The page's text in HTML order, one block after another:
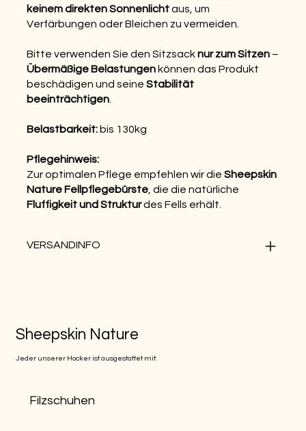
keinem direkten Sonnenlichtaus, um
Verfärbungen oder Bleichen zu vermeiden.
Bitte verwenden Sie den Sitzsacknur zum Sitzen –
Übermäßige Belastungen können das Produkt
beschädigen und seine Stabilität
beeinträchtigen
Belastbarkeit: bis 130kg
Pflegehinweis:
Zur optimalen Pflege empfehlen wir die Sheepskin
Nature Fellpflegebürste , die die natürliche
Fluffigkeit und Strukturdes Fells erhält.
VERSANDINFO
Sheepskin Nature
Jeder unserer Hocker ist ausgestattet mit:
Filzschuhen